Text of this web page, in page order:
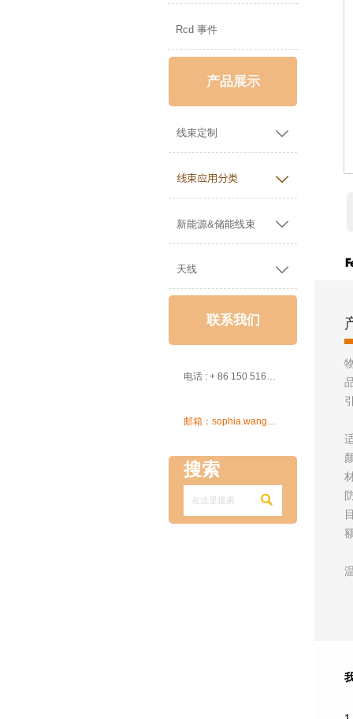
Rcd 事件
产品展示
线束定制 
线束应用分类 
新能源&储能线束 
天线 
联系我们
电话 : + 86 150 5162 5639

搜索
